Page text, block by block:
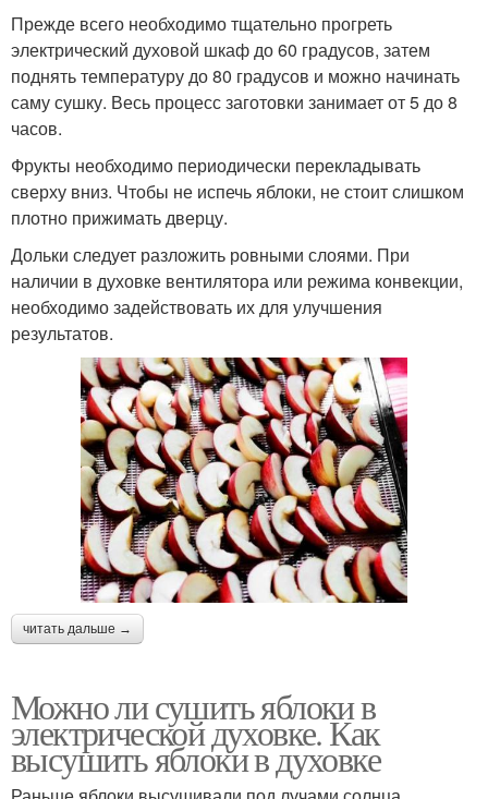
Прежде всего необходимо тщательно прогреть
электрический духовой шкаф до 60 градусов, затем
поднять температуру до 80 градусов и можно начинать
саму сушку. Весь процесс заготовки занимает от 5 до 8
часов.
Фрукты необходимо периодически перекладывать
сверху вниз. Чтобы не испечь яблоки, не стоит слишком
плотно прижимать дверцу.
Дольки следует разложить ровными слоями. При
наличии в духовке вентилятора или режима конвекции,
необходимо задействовать их для улучшения
результатов.
читать дальше →
Можно ли сушить яблоки в
электрической духовке. Как
высушить яблоки в духовке